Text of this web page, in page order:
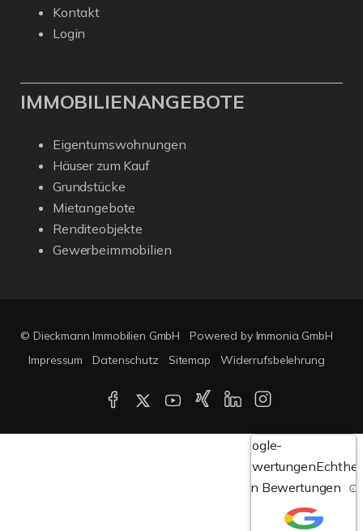
Kontakt
Login
IMMOBILIENANGEBOTE
Eigentumswohnungen
Häuser zum Kauf
Grundstücke
Mietangebote
Renditeobjekte
Gewerbeimmobilien
© Dieckmann Immobilien GmbH
Powered by Immonia GmbH
Impressum
Datenschutz Sitemap Widerrufsbelehrung
Google-
Bewertungen
von Bewertungen